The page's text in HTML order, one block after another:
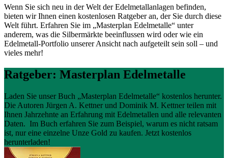
Wenn Sie sich neu in der Welt der Edelmetallanlagen befinden,
bieten wir Ihnen einen kostenlosen Ratgeber an, der Sie durch diese
Welt führt. Erfahren Sie im „Masterplan Edelmetalle“ unter
anderem, was die Silbermärkte beeinflussen wird oder wie ein
Edelmetall-Portfolio unserer Ansicht nach aufgeteilt sein soll – und
vieles mehr!
Ratgeber: Masterplan Edelmetalle
Laden Sie unser Buch „Masterplan Edelmetalle“ kostenlos herunter.
Die Autoren Jürgen A. Kettner und Dominik M. Kettner teilen mit
Ihnen Jahrzehnte an Erfahrung mit Edelmetallen und alle relevanten
Daten. Im Buch erfahren Sie zum Beispiel, warum es nicht ratsam
ist, nur eine einzelne Unze Gold zu kaufen. Jetzt kostenlos
herunterladen!